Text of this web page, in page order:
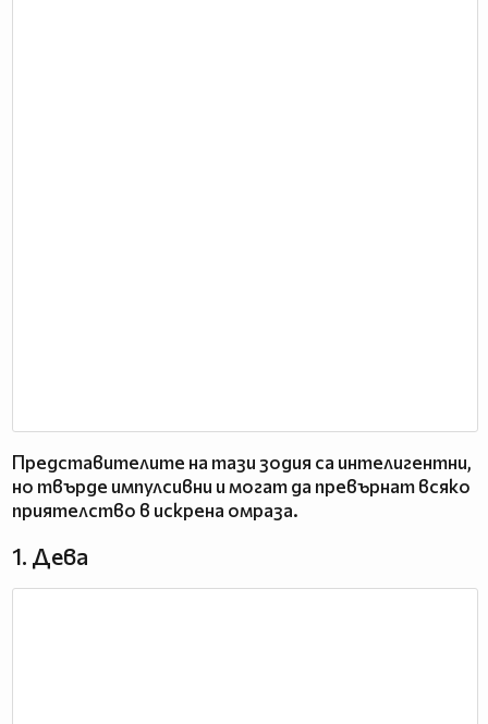
Представителите на тази зодия са интелигентни,
но твърде импулсивни и могат да превърнат всяко
приятелство в искрена омраза.
1. Дева